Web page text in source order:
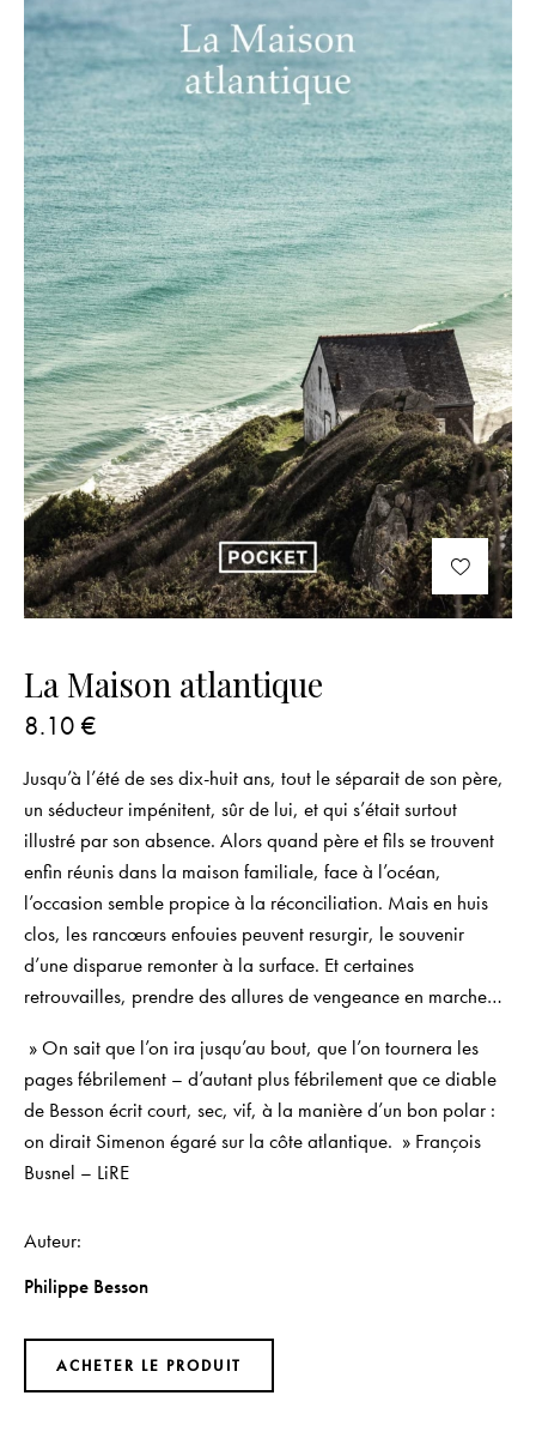
La Maison atlantique
8.10 €
Jusqu’à l’été de ses dix-huit ans, tout le séparait de son père,
un séducteur impénitent, sûr de lui, et qui s’était surtout
illustré par son absence. Alors quand père et fils se trouvent
enfin réunis dans la maison familiale, face à l’océan,
l’occasion semble propice à la réconciliation. Mais en huis
clos, les rancœurs enfouies peuvent resurgir, le souvenir
d’une disparue remonter à la surface. Et certaines
retrouvailles, prendre des allures de vengeance en marche…
» On sait que l’on ira jusqu’au bout, que l’on tournera les
pages fébrilement – d’autant plus fébrilement que ce diable
de Besson écrit court, sec, vif, à la manière d’un bon polar :
on dirait Simenon égaré sur la côte atlantique. » François
Busnel – LiRE
Auteur
Philippe Besson
ACHETER LE PRODUIT